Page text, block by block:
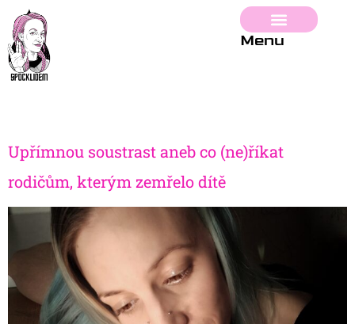
Menu
Upřímnou soustrast aneb co (ne)říkat
rodičům, kterým zemřelo dítě